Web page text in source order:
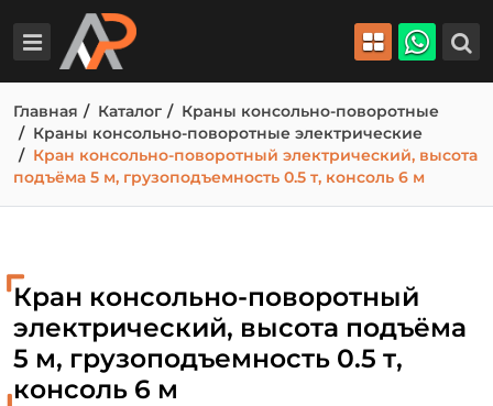
Главная Каталог
Краны консольно-поворотные
Краны консольно-поворотные электрические
Кран консольно-поворотный электрический, высота
подъёма 5 м, грузоподъемность 0.5 т, консоль 6 м
Кран консольно-поворотный
электрический, высота подъёма
5 м, грузоподъемность 0.5 т,
консоль 6 м